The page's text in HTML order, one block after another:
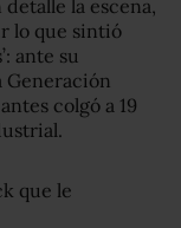
la escena,
lo que sintió
ante su
Generación
colgó a 19
que le